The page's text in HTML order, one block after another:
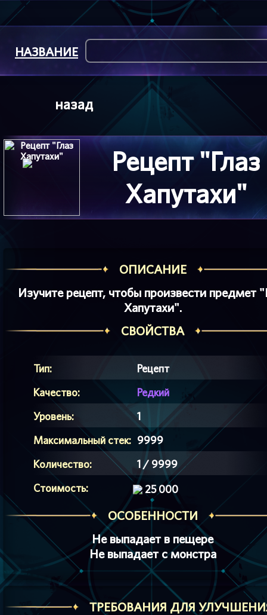
назад
НАЗВАНИЕ
Рецепт "Глаз
Хапутахи"
ОПИСАНИЕ
Изучите рецепт, чтобы произвести предмет
Хапутахи".
СВОЙСТВА
Тип:
Рецепт
Качество:
Редкий
Уровень:
1
Максимальный стек: 9999
Количество:
1 / 9999
Стоимость:
25 000
ОСОБЕННОСТИ
Не выпадает в пещере
Не выпадает с монстра
ТРЕБОВАНИЯ ДЛЯ